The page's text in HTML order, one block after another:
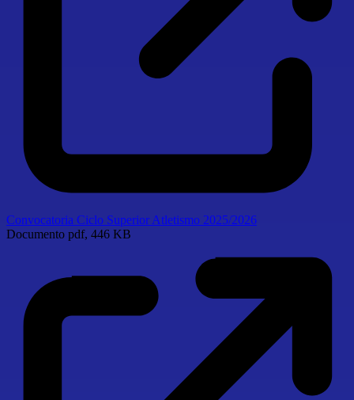
Convocatoria Ciclo Superior Atletismo 2025/2026
Documento pdf, 446 KB